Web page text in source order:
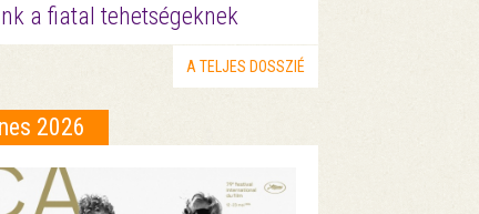
a fiatal tehetségeknek
A TELJES DOSSZIÉ
2026